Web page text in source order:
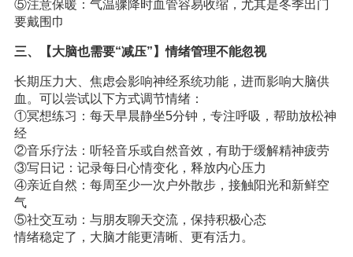
⑤注意保暖：气温骤降时血管容易收缩，尤其是冬季出门
要戴围巾
三、【大脑也需要“减压”】情绪管理不能忽视
长期压力大、焦虑会影响神经系统功能，进而影响大脑供
血。可以尝试以下方式调节情绪：
①冥想练习：每天早晨静坐5分钟，专注呼吸，帮助放松神
经
②音乐疗法：听轻音乐或自然音效，有助于缓解精神疲劳
③写日记：记录每日心情变化，释放内心压力
④亲近自然：每周至少一次户外散步，接触阳光和新鲜空
气
⑤社交互动：与朋友聊天交流，保持积极心态
情绪稳定了，大脑才能更清晰、更有活力。